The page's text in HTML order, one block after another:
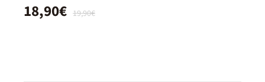
19,90€
18,90€